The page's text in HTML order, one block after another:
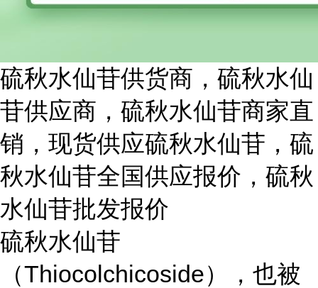
硫秋水仙苷供货商，硫秋水仙
苷供应商，硫秋水仙苷商家直
销，现货供应硫秋水仙苷，硫
秋水仙苷全国供应报价，硫秋
水仙苷批发报价
硫秋水仙苷
（Thiocolchicoside），也被